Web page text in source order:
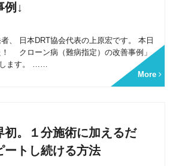
例↓
、 日本DRT協会代表の上原宏です。 本日
クローン病（難病指定）の改善事例」
ます。 ……
More
初。１分施術に加えるだ
ートし続ける方法